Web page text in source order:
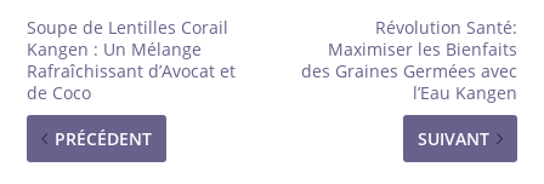
Soupe de Lentilles Corail
Kangen : Un Mélange
Rafraîchissant d’Avocat et
de Coco
PRÉCÉDENT
Révolution Santé:
Maximiser les Bienfaits
des Graines Germées avec
l’Eau Kangen
SUIVANT